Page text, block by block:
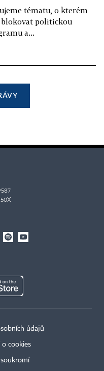
tématu, o kterém
blokovat politickou
a...
údajů
o cookies